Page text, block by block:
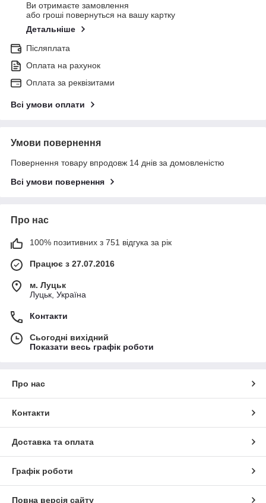
Ви отримаєте замовлення
або гроші повернуться на вашу картку
Детальніше
Післяплата
Оплата на рахунок
Оплата за реквізитами
Всі умови оплати
Умови повернення
Повернення товару впродовж 14 днів за домовленістю
Всі умови повернення
Про нас
100% позитивних з 751 відгука за рік
Працює з 27.07.2016
м. Луцьк
Луцьк, Україна
Контакти
Сьогодні вихідний
Показати весь графік роботи
Про нас
Контакти
Доставка та оплата
Графік роботи
Повна версія сайту